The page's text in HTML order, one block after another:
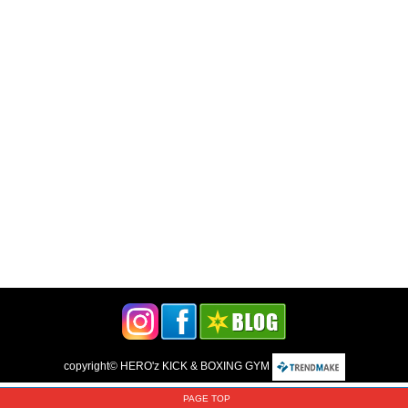
copyright© HERO'z KICK & BOXING GYM
PAGE TOP